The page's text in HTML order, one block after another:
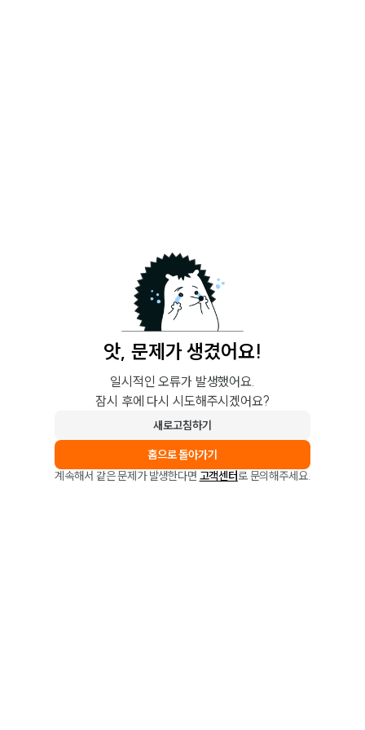
앗, 문제가 생겼어요!
일시적인 오류가 발생했어요.
잠시 후에 다시 시도해주시겠어요?
새로고침하기
홈으로 돌아가기
계속해서 같은 문제가 발생한다면 고객센터로 문의해주세요.